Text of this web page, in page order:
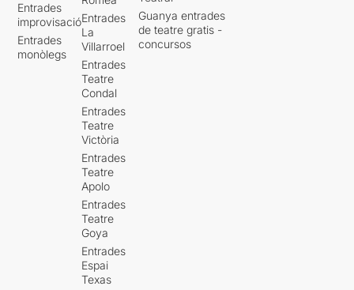
Entrades
improvisació
Entrades
monòlegs
Entrades
La
Villarroel
Entrades
Teatre
Condal
Entrades
Teatre
Victòria
Entrades
Teatre
Apolo
Entrades
Teatre
Goya
Entrades
Espai
Texas
Guanya entrades
de teatre gratis -
concursos